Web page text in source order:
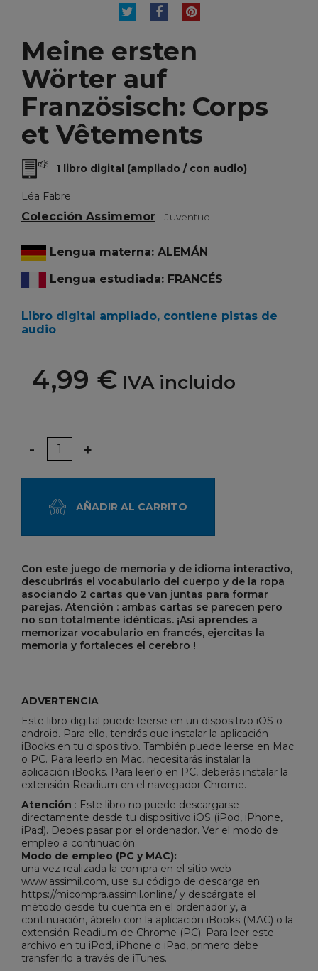
TUITEARCOMPARTIR
PINTEREST
Meine ersten
Wörter auf
Französisch: Corps
et Vêtements
1 libro digital (ampliado / con audio)
Léa Fabre
Colección Assimemor - Juventud
Lengua materna: ALEMÁN
Lengua estudiada: FRANCÉS
Libro digital ampliado, contiene pistas de
audio
4,99 € IVA incluido
Cantidad
- +
AÑADIR AL CARRITO
Con este juego de memoria y de idioma interactivo,
descubrirás el vocabulario del cuerpo y de la ropa
asociando 2 cartas que van juntas para formar
parejas. Atención : ambas cartas se parecen pero
no son totalmente idénticas. ¡Así aprendes a
memorizar vocabulario en francés, ejercitas la
memoria y fortaleces el cerebro !
ADVERTENCIA
Este libro digital puede leerse en un dispositivo iOS o
android. Para ello, tendrás que instalar la aplicación
iBooks en tu dispositivo. También puede leerse en Mac
o PC. Para leerlo en Mac, necesitarás instalar la
aplicación iBooks. Para leerlo en PC, deberás instalar la
extensión Readium en el navegador Chrome.
Atención : Este libro no puede descargarse
directamente desde tu dispositivo iOS (iPod, iPhone,
iPad). Debes pasar por el ordenador. Ver el modo de
empleo a continuación.
Modo de empleo (PC y MAC):
una vez realizada la compra en el sitio web
www.assimil.com, use su código de descarga en
https://micompra.assimil.online/ y descárgate el
método desde tu cuenta en el ordenador y, a
continuación, ábrelo con la aplicación iBooks (MAC) o la
extensión Readium de Chrome (PC). Para leer este
archivo en tu iPod, iPhone o iPad, primero debe
transferirlo a través de iTunes.